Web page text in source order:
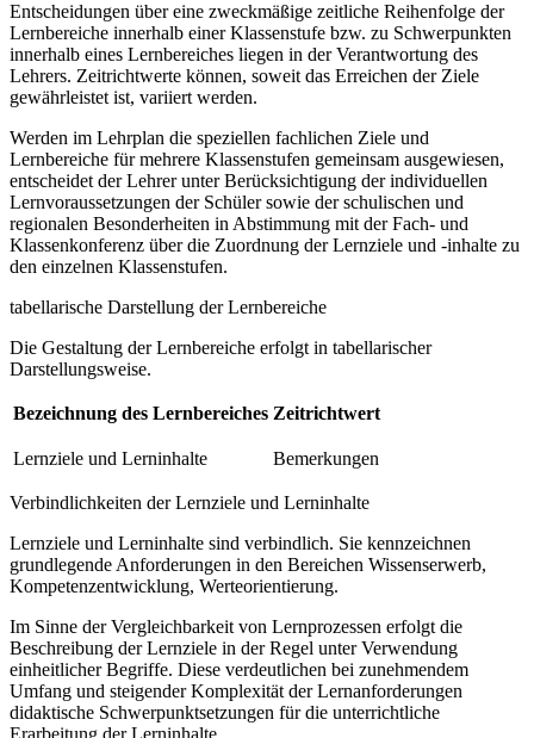
Entscheidungen über eine zweckmäßige zeitliche Reihenfolge der
Lernbereiche innerhalb einer Klassenstufe bzw. zu Schwerpunkten
innerhalb eines Lernbereiches liegen in der Verantwortung des
Lehrers. Zeitrichtwerte können, soweit das Erreichen der Ziele
gewährleistet ist, variiert werden.
Werden im Lehrplan die speziellen fachlichen Ziele und
Lernbereiche für mehrere Klassenstufen gemeinsam ausgewiesen,
entscheidet der Lehrer unter Berücksichtigung der individuellen
Lernvoraussetzungen der Schüler sowie der schulischen und
regionalen Besonderheiten in Abstimmung mit der Fach- und
Klassenkonferenz über die Zuordnung der Lernziele und -inhalte zu
den einzelnen Klassenstufen.
tabellarische Darstellung der Lernbereiche
Die Gestaltung der Lernbereiche erfolgt in tabellarischer
Darstellungsweise.
Bezeichnung des Lernbereiches Zeitrichtwert
Lernziele und Lerninhalte Bemerkungen
Verbindlichkeiten der Lernziele und Lerninhalte
Lernziele und Lerninhalte sind verbindlich. Sie kennzeichnen
grundlegende Anforderungen in den Bereichen Wissenserwerb,
Kompetenzentwicklung, Werteorientierung.
Im Sinne der Vergleichbarkeit von Lernprozessen erfolgt die
Beschreibung der Lernziele in der Regel unter Verwendung
einheitlicher Begriffe. Diese verdeutlichen bei zunehmendem
Umfang und steigender Komplexität der Lernanforderungen
didaktische Schwerpunktsetzungen für die unterrichtliche